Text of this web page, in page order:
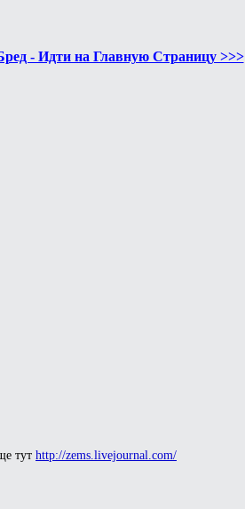
- Идти на Главную Страницу >>>
тут http://zems.livejournal.com/